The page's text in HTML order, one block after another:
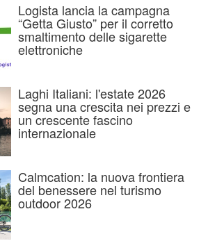
Logista lancia la campagna
“Getta Giusto” per il corretto
smaltimento delle sigarette
elettroniche
Laghi Italiani: l'estate 2026
segna una crescita nei prezzi e
un crescente fascino
internazionale
Calmcation: la nuova frontiera
del benessere nel turismo
outdoor 2026